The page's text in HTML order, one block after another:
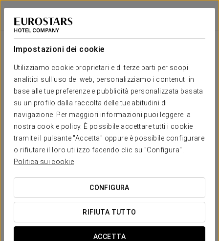
Impostazioni dei cookie
Utilizziamo cookie proprietari e di terze parti per scopi
analitici sull'uso del web, personalizziamo i contenuti in
base alle tue preferenze e pubblicità personalizzata basata
su un profilo dalla raccolta delle tue abitudini di
navigazione. Per maggiori informazioni puoi leggere la
nostra cookie policy. È possibile accettare tutti i cookie
tramite il pulsante "Accetta" oppure è possibile configurare
o rifiutare il loro utilizzo facendo clic su "Configura".
Politica sui cookie
CONFIGURA
RIFIUTA TUTTO
ACCETTA
Eurostars Oporto
PORTO
Il tuo evento a
RICHIEDI PREVENTIVO
Salone
Shape
ALVARINHO
139 m
altura
- - 70 35 - 120
MALVASIA
102 m
x m
altura
- - 60 40 - 96
LOUREIRO
59 m 2
x m
39 m2
altura